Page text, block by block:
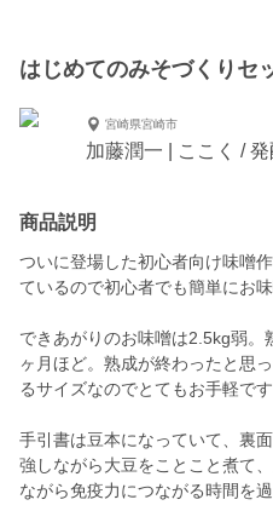
はじめてのみそづくりセ
宮崎県宮崎市
加藤潤一 | ここく /
商品説明
ついに登場した初心者向け味噌
ているので初心者でも簡単にお
できあがりのお味噌は2.5kg弱
ヶ月ほど。熟成が終わったと思
るサイズなのでとてもお手軽です
手引書は豆本になっていて、裏
強しながら大豆をことこと煮て
ながら免疫力につながる時間を